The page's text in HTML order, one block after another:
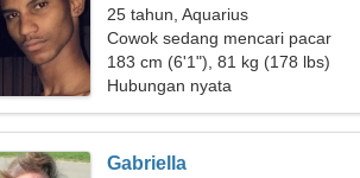
25 tahun, Aquarius
Cowok sedang mencari pacar
183 cm (6'1"), 81 kg (178 lbs)
Hubungan nyata
Gabriella